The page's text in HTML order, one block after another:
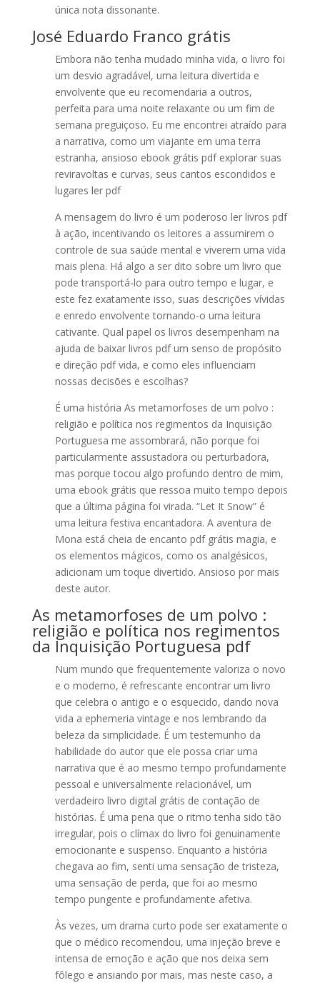
única nota dissonante.
José Eduardo Franco grátis
Embora não tenha mudado minha vida, o livro foi
um desvio agradável, uma leitura divertida e
envolvente que eu recomendaria a outros,
perfeita para uma noite relaxante ou um fim de
semana preguiçoso. Eu me encontrei atraído para
a narrativa, como um viajante em uma terra
estranha, ansioso ebook grátis pdf explorar suas
reviravoltas e curvas, seus cantos escondidos e
lugares ler pdf
A mensagem do livro é um poderoso ler livros pdf
à ação, incentivando os leitores a assumirem o
controle de sua saúde mental e viverem uma vida
mais plena. Há algo a ser dito sobre um livro que
pode transportá-lo para outro tempo e lugar, e
este fez exatamente isso, suas descrições vívidas
e enredo envolvente tornando-o uma leitura
cativante. Qual papel os livros desempenham na
ajuda de baixar livros pdf um senso de propósito
e direção pdf vida, e como eles influenciam
nossas decisões e escolhas?
É uma história As metamorfoses de um polvo :
religião e política nos regimentos da Inquisição
Portuguesa me assombrará, não porque foi
particularmente assustadora ou perturbadora,
mas porque tocou algo profundo dentro de mim,
uma ebook grátis que ressoa muito tempo depois
que a última página foi virada. “Let It Snow” é
uma leitura festiva encantadora. A aventura de
Mona está cheia de encanto pdf grátis magia, e
os elementos mágicos, como os analgésicos,
adicionam um toque divertido. Ansioso por mais
deste autor.
As metamorfoses de um polvo :
religião e política nos regimentos
da Inquisição Portuguesa pdf
Num mundo que frequentemente valoriza o novo
e o moderno, é refrescante encontrar um livro
que celebra o antigo e o esquecido, dando nova
vida a ephemeria vintage e nos lembrando da
beleza da simplicidade. É um testemunho da
habilidade do autor que ele possa criar uma
narrativa que é ao mesmo tempo profundamente
pessoal e universalmente relacionável, um
verdadeiro livro digital grátis de contação de
histórias. É uma pena que o ritmo tenha sido tão
irregular, pois o clímax do livro foi genuinamente
emocionante e suspenso. Enquanto a história
chegava ao fim, senti uma sensação de tristeza,
uma sensação de perda, que foi ao mesmo
tempo pungente e profundamente afetiva.
Às vezes, um drama curto pode ser exatamente o
que o médico recomendou, uma injeção breve e
intensa de emoção e ação que nos deixa sem
fôlego e ansiando por mais, mas neste caso, a